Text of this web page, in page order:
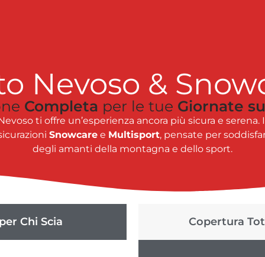
Nevoso &
Completa per le tue Giornate
ti offre un’esperienza ancora più sicura e
Snowcaree Multisport, pensate per
degli amanti della montagna e dello sport.
Chi Scia Copertura